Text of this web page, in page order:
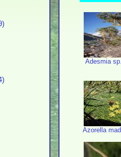
Adesmia
Azorella